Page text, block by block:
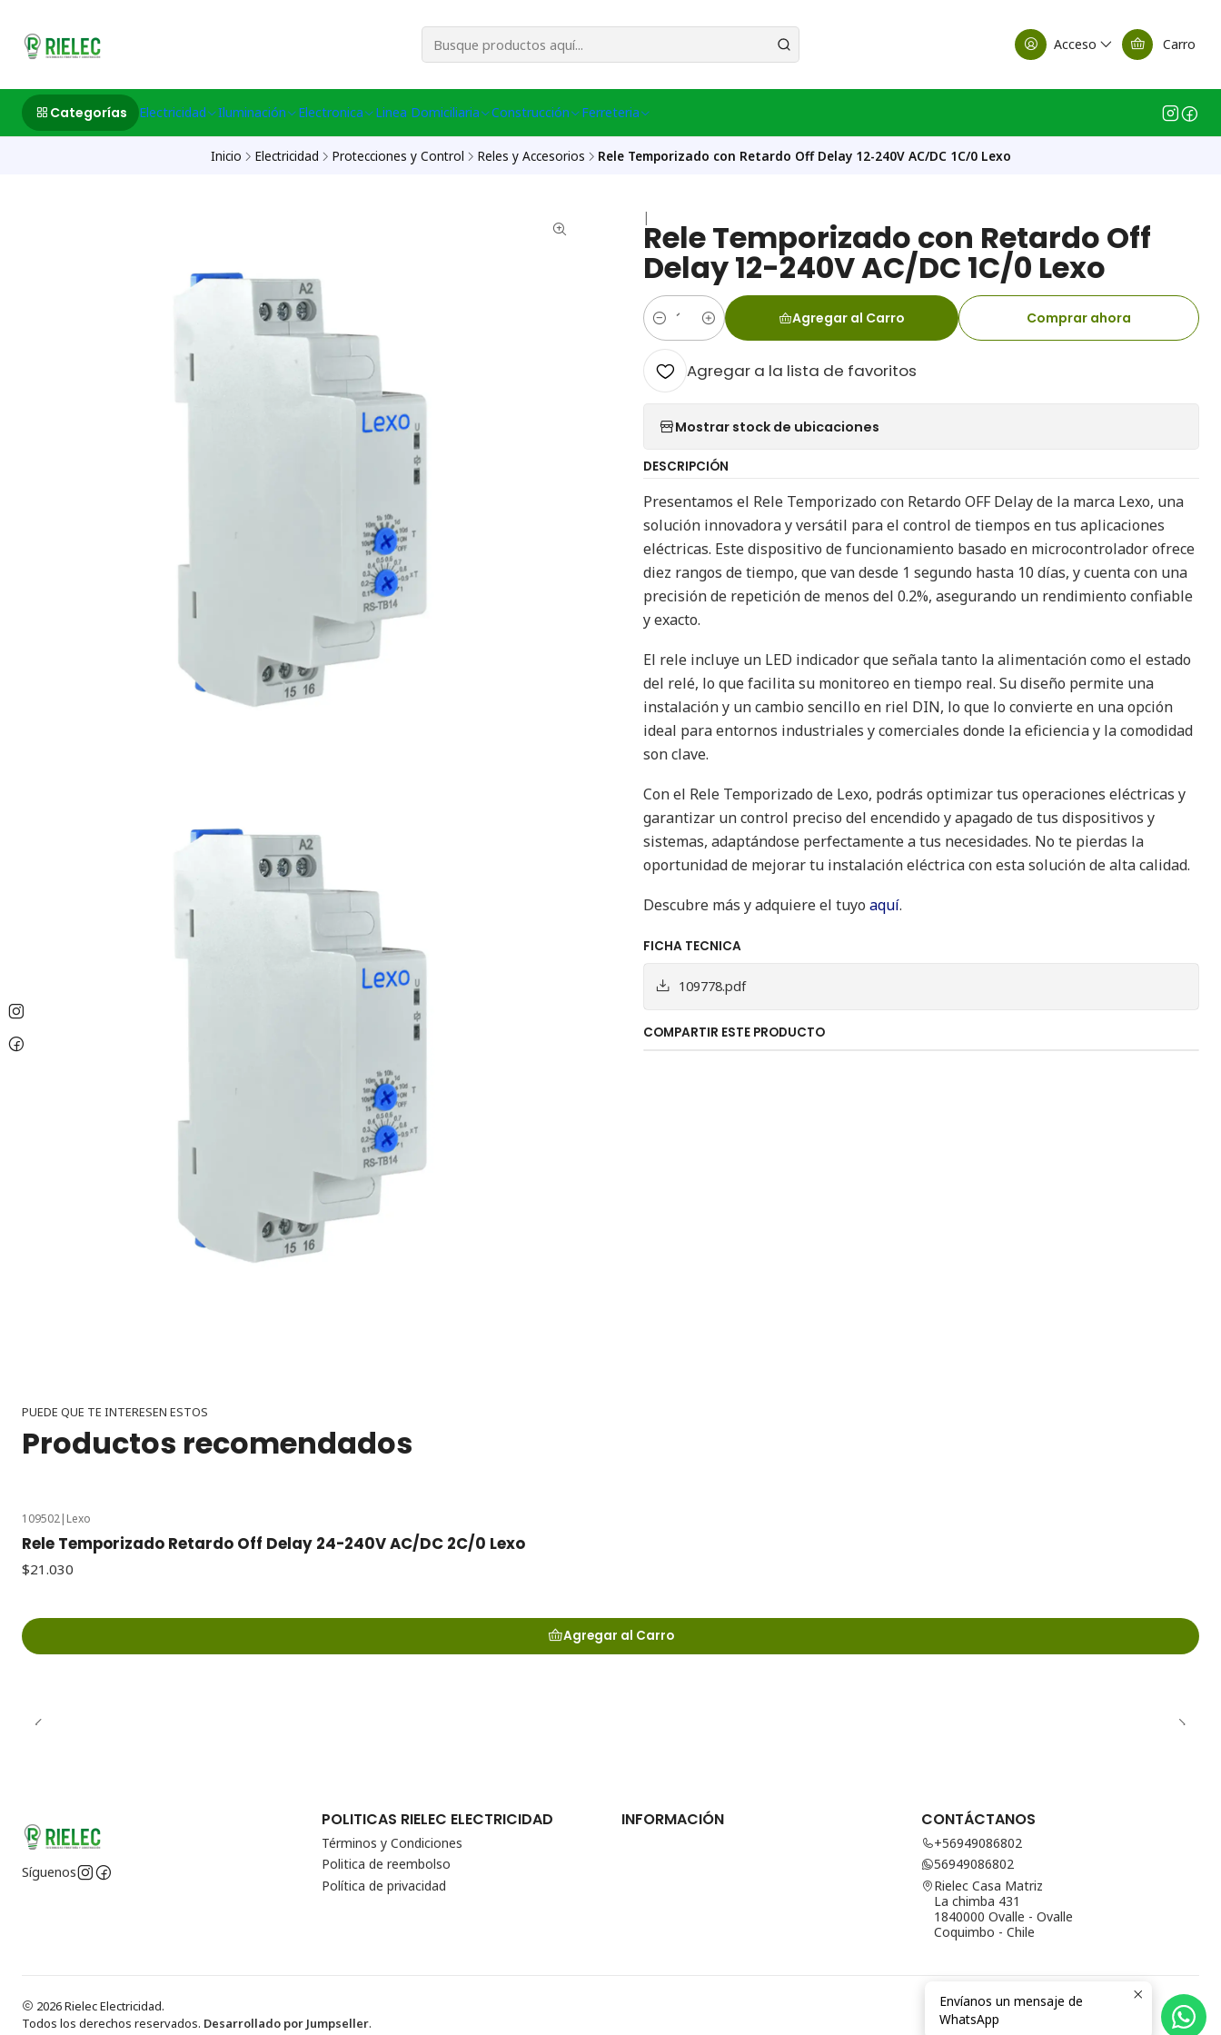
Acceso Carro
Categorías Electricidad Iluminación Electronica Linea Domiciliaria Construcción Ferreteria
Inicio Electricidad Protecciones y Control Reles y Accesorios Rele Temporizado con Retardo Off Delay 12-240V AC/DC 1C/0 Lexo
|
Rele Temporizado con Retardo Off
Delay 12-240V AC/DC 1C/0 Lexo
Cantidad
Agregar al Carro Comprar ahora
Agregar a la lista de favoritos
Mostrar stock de ubicaciones
DESCRIPCIÓN
Presentamos el Rele Temporizado con Retardo OFF Delay de la marca Lexo, una
solución innovadora y versátil para el control de tiempos en tus aplicaciones
eléctricas. Este dispositivo de funcionamiento basado en microcontrolador ofrece
diez rangos de tiempo, que van desde 1 segundo hasta 10 días, y cuenta con una
precisión de repetición de menos del 0.2%, asegurando un rendimiento confiable
y exacto.
El rele incluye un LED indicador que señala tanto la alimentación como el estado
del relé, lo que facilita su monitoreo en tiempo real. Su diseño permite una
instalación y un cambio sencillo en riel DIN, lo que lo convierte en una opción
ideal para entornos industriales y comerciales donde la eficiencia y la comodidad
son clave.
Con el Rele Temporizado de Lexo, podrás optimizar tus operaciones eléctricas y
garantizar un control preciso del encendido y apagado de tus dispositivos y
sistemas, adaptándose perfectamente a tus necesidades. No te pierdas la
oportunidad de mejorar tu instalación eléctrica con esta solución de alta calidad.
Descubre más y adquiere el tuyo aquí.
FICHA TECNICA
109778.pdf
COMPARTIR ESTE PRODUCTO
PUEDE QUE TE INTERESEN ESTOS
Productos recomendados
109502| Lexo
Rele Temporizado Retardo Off Delay 24-240V AC/DC 2C/0 Lexo
$21.030
Agregar al Carro
Síguenos
POLITICAS RIELEC ELECTRICIDAD
Términos y Condiciones
Politica de reembolso
Política de privacidad
INFORMACIÓN CONTÁCTANOS
+56949086802
56949086802
Rielec Casa Matriz
La chimba 431
1840000 Ovalle - Ovalle
Coquimbo - Chile
2026 Rielec Electricidad.
Todos los derechos reservados. Desarrollado por Jumpseller.
Envíanos un mensaje de
WhatsApp